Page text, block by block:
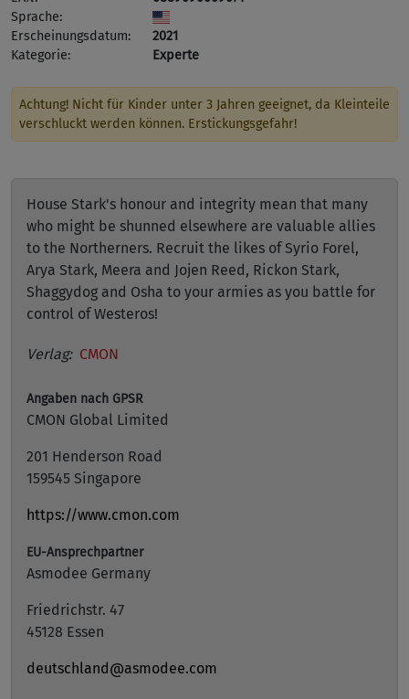
Sprache:
Erscheinungsdatum:
2021
Kategorie:
Experte
Achtung! Nicht für Kinder unter 3 Jahren geeignet, da Kleinteile
verschluckt werden können. Erstickungsgefahr!
House Stark's honour and integrity mean that many
who might be shunned elsewhere are valuable allies
to the Northerners. Recruit the likes of Syrio Forel,
Arya Stark, Meera and Jojen Reed, Rickon Stark,
Shaggydog and Osha to your armies as you battle for
control of Westeros!
Verlag: CMON
Angaben nach GPSR
CMON Global Limited
201 Henderson Road
159545 Singapore
https://www.cmon.com
EU-Ansprechpartner
Asmodee Germany
Friedrichstr. 47
45128 Essen
deutschland@asmodee.com